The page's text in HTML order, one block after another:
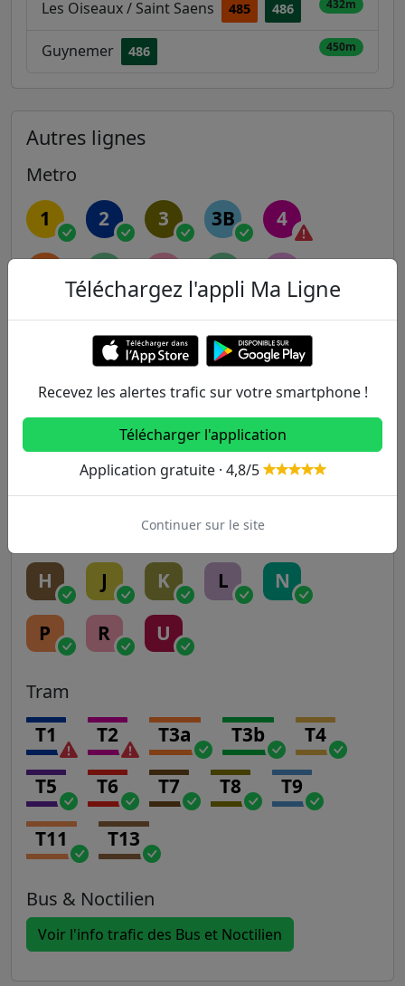
Les Oiseaux / Saint Saens 485 486 432m
Guynemer 486 450m
Autres lignes
Metro
1 2 3 3B 4
9 10 11 12 13
B C D E
H J K L N
P R U
Tram
T1 T2 T3a T3b T4
T5 T6 T7 T8 T9
T11 T13
Bus & Noctilien
Voir l'info trafic des Bus et Noctilien
Téléchargez l'appli Ma Ligne
Recevez les alertes trafic sur votre smartphone !
Télécharger l'application
Application gratuite · 4,8/5
Continuer sur le site